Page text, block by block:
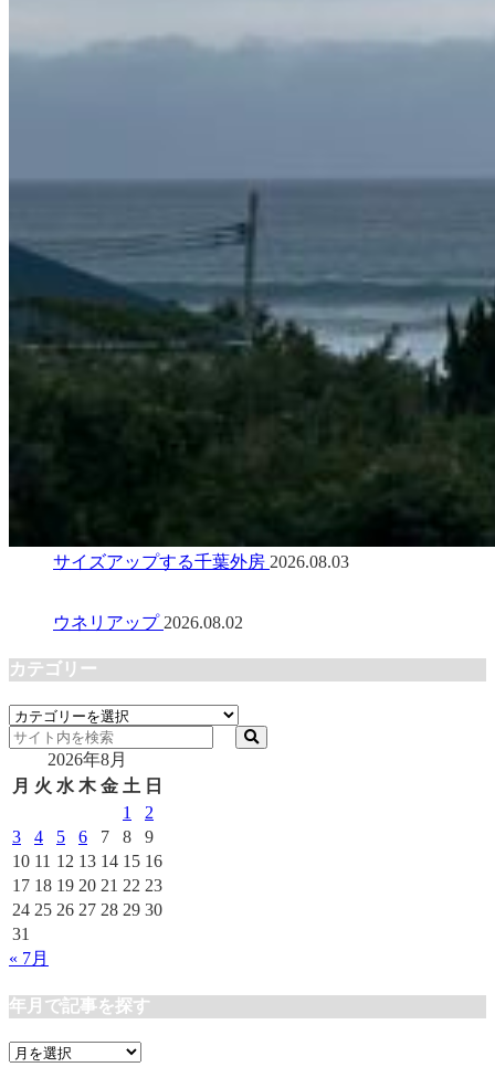
サイズアップする千葉外房 2026.08.03
ウネリアップ 2026.08.02
カテゴリー
カ
テ
リ
2026年8月
月 火 水 木 金 土 日
1
2
3
4 5 6 7 8
9
10 11 12 13 14 15 16
17 18 19 20 21 22 23
24 25 26 27 28 29 30
31
« 7月
年月で記事を探す
年